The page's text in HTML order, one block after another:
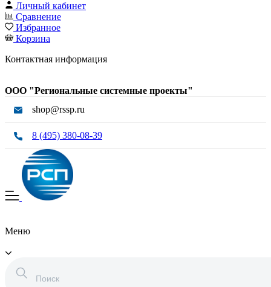
Личный кабинет
Сравнение
Избранное
Корзина
Контактная информация
ООО "Региональные системные проекты"
shop@rssp.ru
8 (495) 380-08-39
Меню